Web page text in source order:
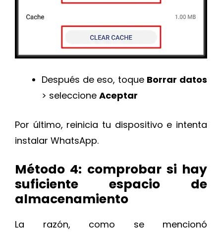
Después de eso, toque Borrar datos
> seleccione Aceptar
Por último, reinicia tu dispositivo e intenta
instalar WhatsApp.
Método 4: comprobar si hay
suficiente espacio de
almacenamiento
La razón, como se mencionó